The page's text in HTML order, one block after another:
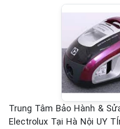
Trung Tâm Bảo Hành &
Electrolux Tại Hà Nội UY